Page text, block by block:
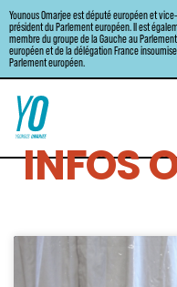
Aller
au
contenu
Younous Omarjee est député européen et vice-
président du Parlement européen. Il est
membre du groupe de la Gauche au Parlement
européen et de la délégation France
Parlement européen.
INFOS